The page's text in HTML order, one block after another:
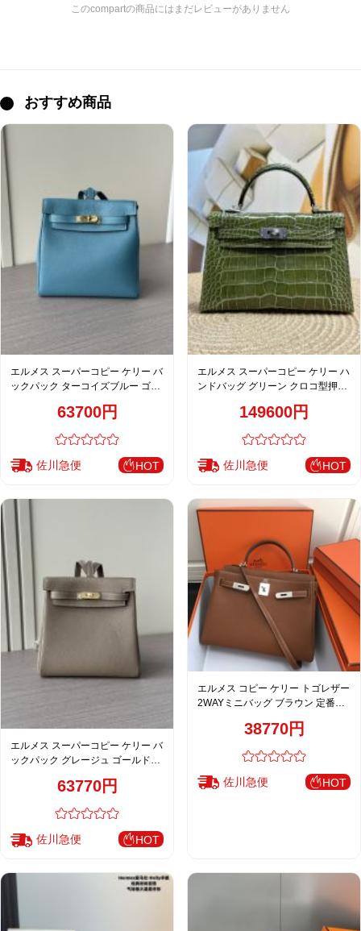
このcompartの商品にはまだレビューがありません
おすすめ商品
エルメス スーパーコピー ケリー バ
ックパック ターコイズブルー ゴー
63700円
佐川急便 HOT
エルメス スーパーコピー ケリー ハ
ンドバッグ グリーン クロコ型押し
149600円
佐川急便 HOT
エルメス スーパーコピー ケリー バ
ックパック グレージュ ゴールド金
63770円
佐川急便 HOT
エルメス コピー ケリー トゴレザー
2WAYミニバッグ ブラウン 定番人
38770円
佐川急便 HOT